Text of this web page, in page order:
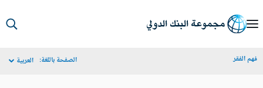
الفقر الصفحة باللغة: العربية